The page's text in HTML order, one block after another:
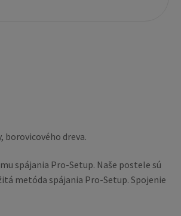
borovicového dreva.
spájania Pro-Setup. Naše postele sú
metóda spájania Pro-Setup. Spojenie